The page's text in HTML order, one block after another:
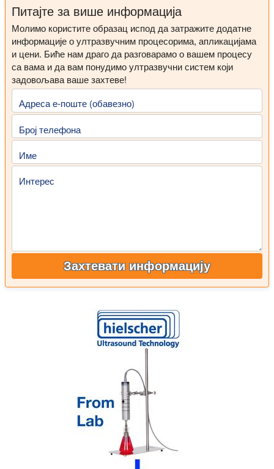
Питајте за више информација
Молимо користите образац испод да затражите додатне
информације о ултразвучним процесорима, апликацијама
и цени. Биће нам драго да разговарамо о вашем процесу
са вама и да вам понудимо ултразвучни систем који
задовољава ваше захтеве!
Адреса е-поште (обавезно)
Број телефона
Име
Интерес
Захтевати информацију